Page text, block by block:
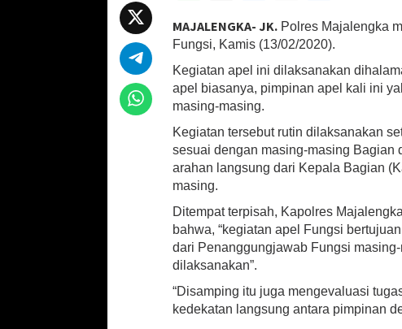
a
l
i
A
p
l
F
u
n
s
i
at
sA
p
p
ce
b
o
o
m
ai
l
h
ar
e
MAJALENGKA- JK.Polres Majalengka
Fungsi, Kamis (13/02/2020).
Kegiatan apel ini dilaksanakan
apel biasanya, pimpinan apel kali ini
masing-masing.
Kegiatan tersebut rutin dilaksanakan
sesuai dengan masing-masing Bagian
arahan langsung dari Kepala Bagian
masing.
Ditempat terpisah, Kapolres
bahwa, “kegiatan apel Fungsi
dari Penanggungjawab Fungsi
dilaksanakan”.
“Disamping itu juga mengevaluasi
kedekatan langsung antara pimpinan